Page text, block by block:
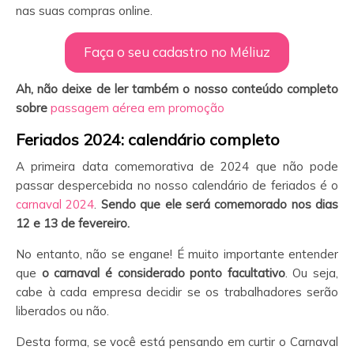
nas suas compras online.
Faça o seu cadastro no Méliuz
Ah, não deixe de ler também o nosso conteúdo completo
sobre passagem aérea em promoção
Feriados 2024: calendário completo
A primeira data comemorativa de 2024 que não pode
passar despercebida no nosso calendário de feriados é o
carnaval 2024 Sendo que ele será comemorado nos dias
12 e 13 de fevereiro.
No entanto, não se engane! É muito importante entender
que o carnaval é considerado ponto facultativo. Ou seja,
cabe à cada empresa decidir se os trabalhadores serão
liberados ou não.
Desta forma, se você está pensando em curtir o Carnaval